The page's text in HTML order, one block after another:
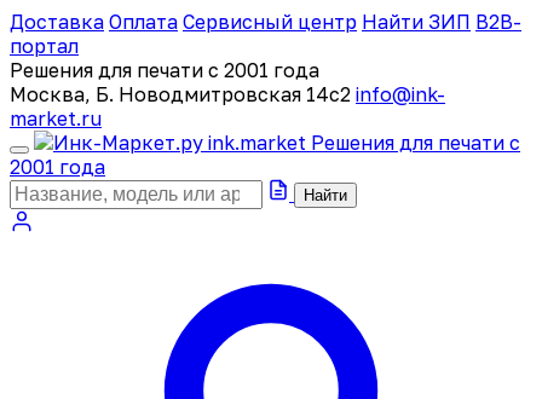
Доставка Оплата Сервисный центр Найти ЗИП B2B-
портал
Решения для печати с 2001 года
Москва, Б. Новодмитровская 14с2 info@ink-
market.ru
ink.market Решения для печати с
2001 года
Найти